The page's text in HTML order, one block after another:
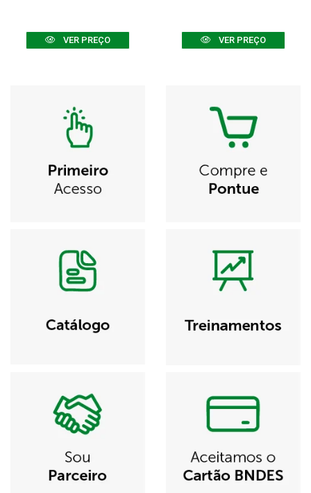
VER PREÇO VER PREÇO